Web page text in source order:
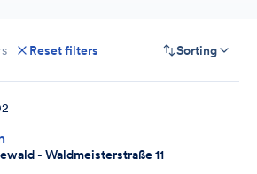
Reset filters Sorting
- Waldmeisterstraße 11